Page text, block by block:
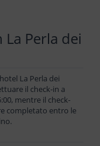
Perla dei
La Perla dei
il check-in a
mentre il check-
completato entro le